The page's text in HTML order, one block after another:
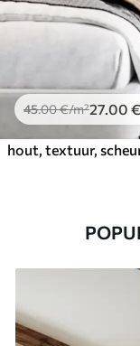
45.00€/m²27.00 €